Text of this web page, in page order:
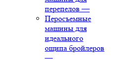
перепелов —
Перосъемные
машины для
идеального
ощипа бройлеров
—